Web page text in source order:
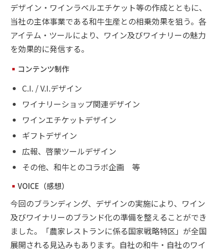
デザイン・ワインラベルエチケット等の作成とともに、
当社の主体事業である和牛生産との相乗効果を狙う。各
アイテム・ツールにより、ワイン及びワイナリーの魅力
を効果的に発信する。
コンテンツ制作
C.I. / V.I.デザイン
ワイナリーショップ関連デザイン
ワインエチケットデザイン
ギフトデザイン
広報、啓蒙ツールデザイン
その他、和牛とのコラボ企画 等
VOICE（感想）
今回のブランディング、デザインの実施により、ワイン
及びワイナリーのブランド化の準備を整えることができ
ました。「農家レストランに係る国家戦略特区」が全国
展開される見込みもあります。自社の和牛・自社のワイ